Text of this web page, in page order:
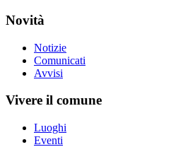
Novità
Notizie
Comunicati
Avvisi
Vivere il comune
Luoghi
Eventi